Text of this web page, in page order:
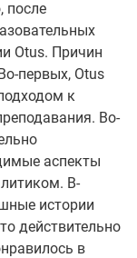
после
Otus. Причин
первых, Otus
к
Во-
аспекты
В-
истории
действительно
в